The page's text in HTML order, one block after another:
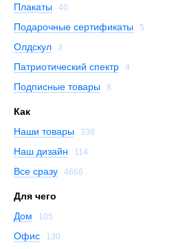
Плакаты 40
Подарочные сертификаты 5
Олдскул 3
Патриотический спектр 4
Подписные товары 8
Как
Наши товары
338
Наш дизайн 114
Все сразу 4666
Для чего
Дом
105
Офис 130